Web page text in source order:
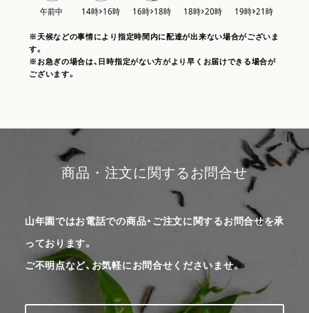
※天候などの事情により指定時間内に配達が出来ない場合がございま
す。
※お急ぎの場合は、日時指定がない方がより早くお届けできる場合が
ございます。
商品・注文に関するお問合せ
山年園ではお電話での商品・ご注文に関するお問合せを承
っております。
ご不明点など、お気軽にお問合せくださいませ。